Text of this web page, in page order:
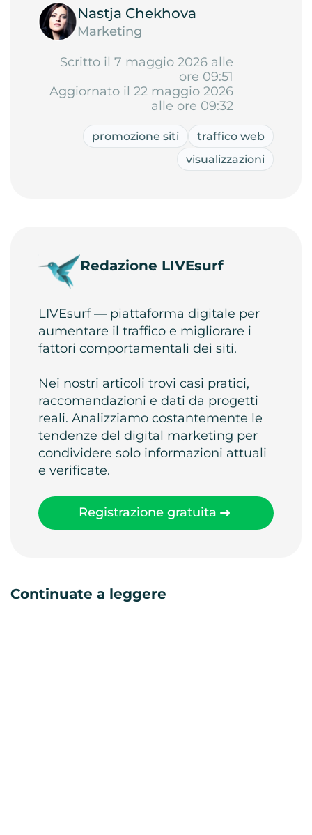
Nastja Chekhova
Marketing
Scritto il 7 maggio 2026 alle
ore 09:51
Aggiornato il 22 maggio 2026
alle ore 09:32
promozione siti
traffico web
visualizzazioni
Redazione LIVEsurf
LIVEsurf — piattaforma digitale per
aumentare il traffico e migliorare i
fattori comportamentali dei siti.
Nei nostri articoli trovi casi pratici,
raccomandazioni e dati da progetti
reali. Analizziamo costantemente le
tendenze del digital marketing per
condividere solo informazioni attuali
e verificate.
Registrazione gratuita
Continuate a leggere